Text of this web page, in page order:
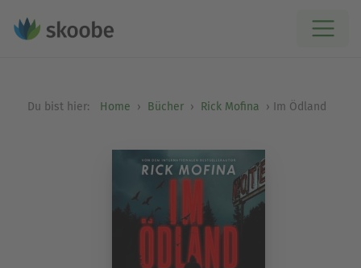
Du bist hier: Home Bücher Rick Mofina Im Ödland